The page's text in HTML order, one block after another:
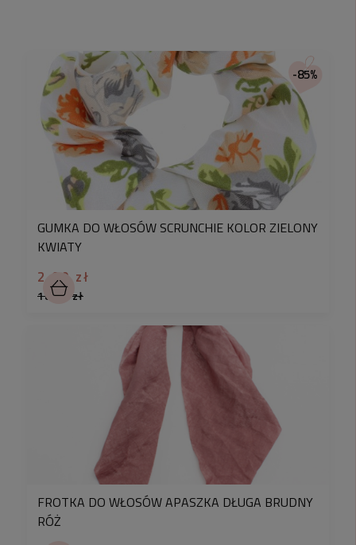
GUMKA DO WŁOSÓW SCRUNCHIE KOLOR ZIELONY
KWIATY
2,90 zł
18,90 zł
-85%
FROTKA DO WŁOSÓW APASZKA DŁUGA BRUDNY
RÓŻ